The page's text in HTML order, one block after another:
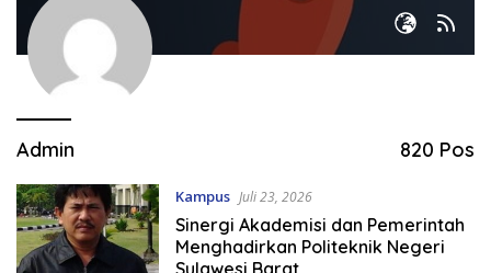
Admin 820 Pos
Kampus Juli 23, 2026
Sinergi Akademisi dan Pemerintah
Menghadirkan Politeknik Negeri
Sulawesi Barat